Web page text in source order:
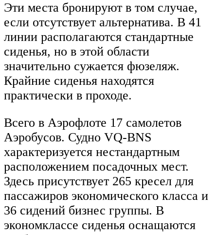
Эти места бронируют в том случае,
если отсутствует альтернатива. В 41
линии располагаются стандартные
сиденья, но в этой области
значительно сужается фюзеляж.
Крайние сиденья находятся
практически в проходе.
Всего в Аэрофлоте 17 самолетов
Аэробусов. Судно VQ-BNS
характеризуется нестандартным
расположением посадочных мест.
Здесь присутствует 265 кресел для
пассажиров экономического класса и
36 сидений бизнес группы. В
экономклассе сиденья оснащаются